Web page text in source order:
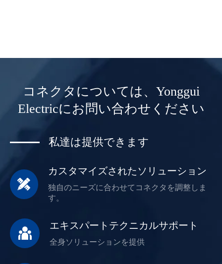
コネクタについては、Yonggui
Electricにお問い合わせください
私達は提供できます

カスタマイズされたソリューション
独自のニーズに合わせてコネクタを調整しま
す。

エキスパートテクニカルサポート
全身ソリューションを提供